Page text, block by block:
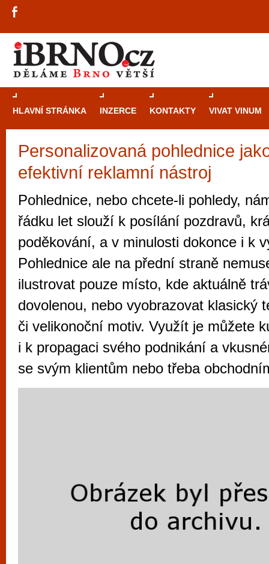
HLAVNÍ STRÁNKA INZERCE KONTAKTY VIVAT VINUM
Personalizovaná pohlednice
efektivní reklamní nástroj
Pohlednice, nebo chcete-li pohledy,
řádku let slouží k posílání pozdravů,
poděkování, a v minulosti dokonce i k
Pohlednice ale na přední straně
ilustrovat pouze místo, kde aktuálně
dovolenou, nebo vyobrazovat klasický
či velikonoční motiv. Využít je můžete
i k propagaci svého podnikání a
se svým klientům nebo třeba
Průvodce
Brně: Od
Brno je
zajímavé
restaurace,
Mimo jiné je ale také místem, kde si
vyzkoušet různé kasinové hry. V
metropoli naleznete širokou nabídku her
po moderní automaty jak pro pravidelné
příležitostné hráče. V...